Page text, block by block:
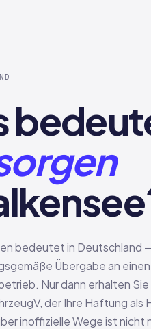
bedeutet in Deutschland
Übergabe an
Nur dann erhalten
der Ihre Haftung als
inoffizielle Wege ist nicht